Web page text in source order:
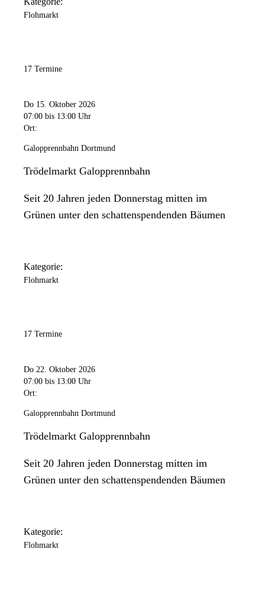
Flohmarkt
17 Termine
Do 15. Oktober 2026
07:00 bis 13:00 Uhr
Ort:
Galopprennbahn Dortmund
Trödelmarkt Galopprennbahn
Seit 20 Jahren jeden Donnerstag mitten im
Grünen unter den schattenspendenden Bäumen
Kategorie:
Flohmarkt
17 Termine
Do 22. Oktober 2026
07:00 bis 13:00 Uhr
Ort:
Galopprennbahn Dortmund
Trödelmarkt Galopprennbahn
Seit 20 Jahren jeden Donnerstag mitten im
Grünen unter den schattenspendenden Bäumen
Kategorie:
Flohmarkt